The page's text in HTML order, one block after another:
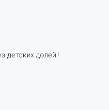
детских долей.!